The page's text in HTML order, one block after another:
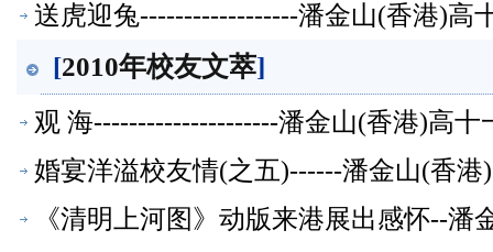
送虎迎兔------------------潘金山(香港)高
[2010年校友文萃]
观 海---------------------潘金山(香港)高十
婚宴洋溢校友情(之五)------潘金山(香
《清明上河图》动版来港展出感怀--